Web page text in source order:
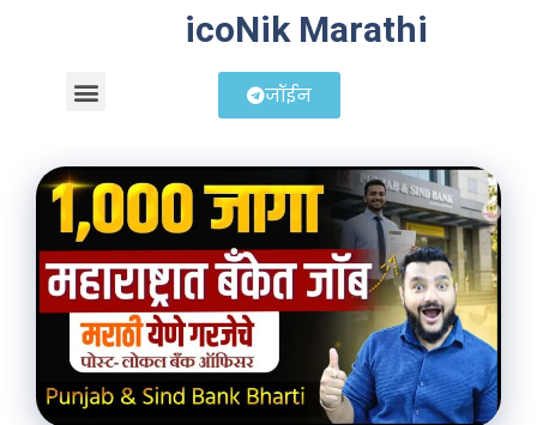
icoNik Marathi
जॉईन